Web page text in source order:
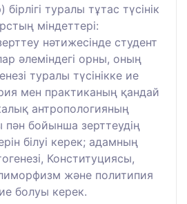
туралы тұтас түсінік
міндеттері:
нәтижесінде студент
әлеміндегі орны, оның
туралы түсінікке ие
мен практиканың қандай
антропологияның
пән бойынша зерттеудің
білуі керек; адамның
Конституциясы,
және политипия
болуы керек.